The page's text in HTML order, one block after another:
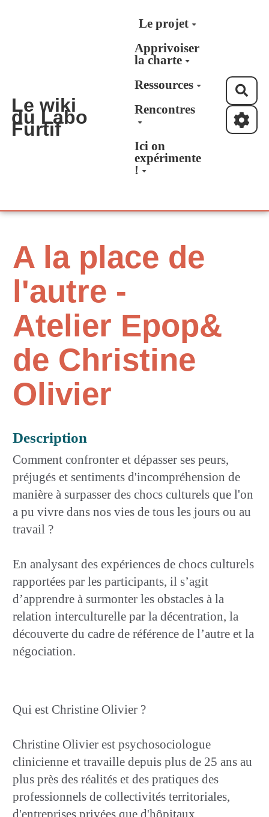
Aller au contenu principal
Le wiki
du Labo
Furtif
Le projet
Apprivoiser
la charte
Ressources
Rencontres
Ici on
expérimente
!
A la place de
l'autre -
Atelier Epop&
de Christine
Olivier
Description
Comment confronter et dépasser ses peurs,
préjugés et sentiments d'incompréhension de
manière à surpasser des chocs culturels que l'on
a pu vivre dans nos vies de tous les jours ou au
travail ?
En analysant des expériences de chocs culturels
rapportées par les participants, il s’agit
d’apprendre à surmonter les obstacles à la
relation interculturelle par la décentration, la
découverte du cadre de référence de l’autre et la
négociation.
Qui est Christine Olivier ?
Christine Olivier est psychosociologue
clinicienne et travaille depuis plus de 25 ans au
plus près des réalités et des pratiques des
professionnels de collectivités territoriales,
d'entreprises privées que d'hôpitaux,